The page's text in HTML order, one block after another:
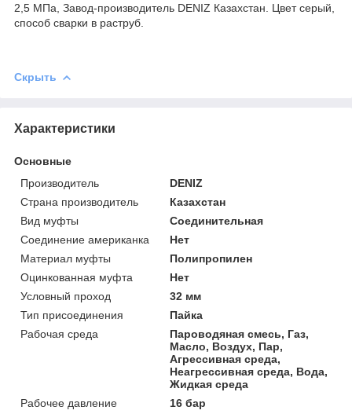
2,5 МПа, Завод-производитель DENIZ Казахстан. Цвет серый,
способ сварки в раструб.
Скрыть
Характеристики
Основные
Производитель
DENIZ
Страна производитель
Казахстан
Вид муфты
Соединительная
Соединение американка
Нет
Материал муфты
Полипропилен
Оцинкованная муфта
Нет
Условный проход
32 мм
Тип присоединения
Пайка
Рабочая среда
Пароводяная смесь, Газ,
Масло, Воздух, Пар,
Агрессивная среда,
Неагрессивная среда, Вода,
Жидкая среда
Рабочее давление
16 бар